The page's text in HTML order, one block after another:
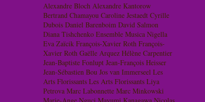
Alexandre Bloch Alexandre Kantorow
Bertrand Chamayou Caroline Jestaedt Cyrille
Dubois Daniel Barenboim David Salmon
Diana Tishchenko Ensemble Musica Nigella
Eva Zaïcik François-Xavier Roth François-
Xavier Roth Gaëlle Arquez Hélène Carpentier
Jean-Baptiste Fonlupt Jean-François Heisser
Jean-Sébastien Bou Jos van Immerseel Les
Arts Florissants Les Arts Florissants Liya
Petrova Marc Labonnette Marc Minkowski